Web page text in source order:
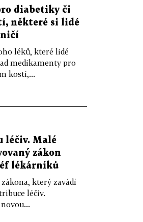
diabetiky či
některé si lidé
léků, které lidé
medikamenty pro
kostí,...
léčiv. Malé
zákon
lékárníků
který zavádí
léčiv.